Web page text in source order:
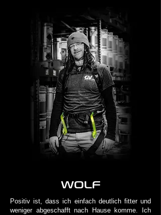
WOLF
Positiv ist, dass ich einfach deutlich fitter und
weniger abgeschafft nach Hause komme. Ich